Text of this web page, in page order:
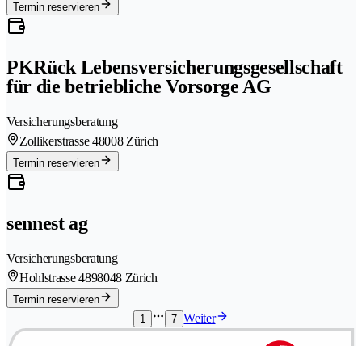
Termin reservieren
PKRück Lebensversicherungsgesellschaft
für die betriebliche Vorsorge AG
Versicherungsberatung
Zollikerstrasse 48008 Zürich
Termin reservieren
sennest ag
Versicherungsberatung
Hohlstrasse 4898048 Zürich
Termin reservieren
1
7 Weiter